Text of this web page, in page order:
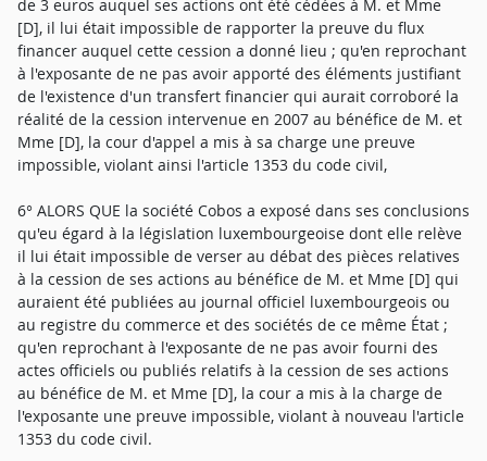
de 3 euros auquel ses actions ont été cédées à M. et Mme
[D], il lui était impossible de rapporter la preuve du flux
financer auquel cette cession a donné lieu ; qu'en reprochant
à l'exposante de ne pas avoir apporté des éléments justifiant
de l'existence d'un transfert financier qui aurait corroboré la
réalité de la cession intervenue en 2007 au bénéfice de M. et
Mme [D], la cour d'appel a mis à sa charge une preuve
impossible, violant ainsi l'article 1353 du code civil,
6° ALORS QUE la société Cobos a exposé dans ses conclusions
qu'eu égard à la législation luxembourgeoise dont elle relève
il lui était impossible de verser au débat des pièces relatives
à la cession de ses actions au bénéfice de M. et Mme [D] qui
auraient été publiées au journal officiel luxembourgeois ou
au registre du commerce et des sociétés de ce même État ;
qu'en reprochant à l'exposante de ne pas avoir fourni des
actes officiels ou publiés relatifs à la cession de ses actions
au bénéfice de M. et Mme [D], la cour a mis à la charge de
l'exposante une preuve impossible, violant à nouveau l'article
1353 du code civil.